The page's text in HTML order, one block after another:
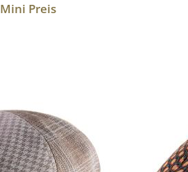
Mini Preis